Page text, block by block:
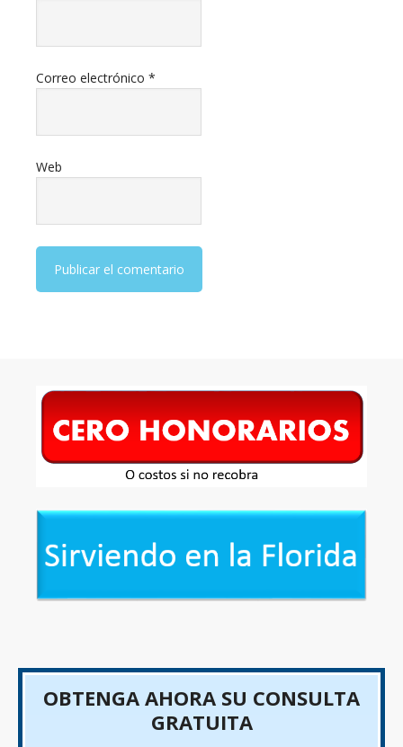
Correo electrónico *
Web
OBTENGA AHORA SU CONSULTA
GRATUITA